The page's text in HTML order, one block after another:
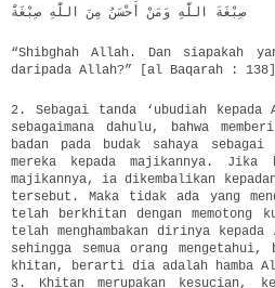
صِبْغَةَ اللَّهِ وَمَنْ أَحْسَنُ مِنَ اللَّهِ صِبْغَةًَ
“Shibghah Allah. Dan siapakah
daripada Allah?” [al Baqarah :
2. Sebagai tanda ‘ubudiah kepada
sebagaimana dahulu, bahwa
badan pada budak sahaya
mereka kepada majikannya.
majikannya, ia dikembalikan
tersebut. Maka tidak ada yang
telah berkhitan dengan
telah menghambakan dirinya kepada
sehingga semua orang mengetahui,
khitan, berarti dia adalah hamba
3. Khitan merupakan kesucian,